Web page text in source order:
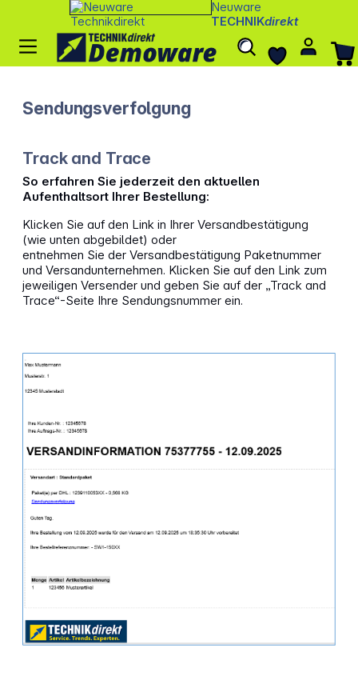
Neuware
TECHNIKdirekt
Sendungsverfolgung
Track and Trace
So erfahren Sie jederzeit den aktuellen
Aufenthaltsort Ihrer Bestellung:
Klicken Sie auf den Link in Ihrer Versandbestätigung
(wie unten abgebildet) oder
entnehmen Sie der Versandbestätigung Paketnummer
und Versandunternehmen. Klicken Sie auf den Link zum
jeweiligen Versender und geben Sie auf der „Track and
Trace“-Seite Ihre Sendungsnummer ein.